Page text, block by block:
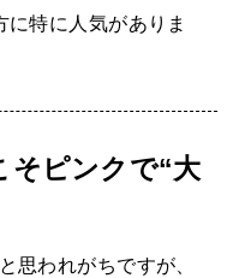
特に人気がありま
そピンクで“大
思われがちですが、